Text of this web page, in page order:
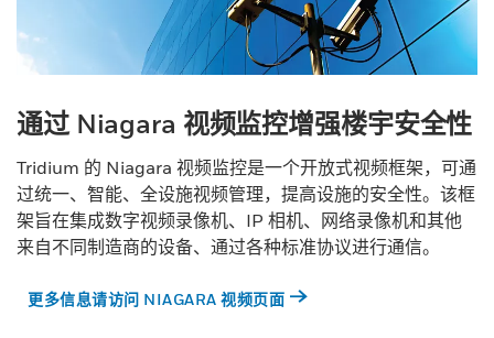
通过 Niagara 视频监控增强楼宇安全性
Tridium 的 Niagara 视频监控是一个开放式视频框架，可通
过统一、智能、全设施视频管理，提高设施的安全性。该框
架旨在集成数字视频录像机、IP 相机、网络录像机和其他
来自不同制造商的设备、通过各种标准协议进行通信。
更多信息请访问 NIAGARA 视频页面